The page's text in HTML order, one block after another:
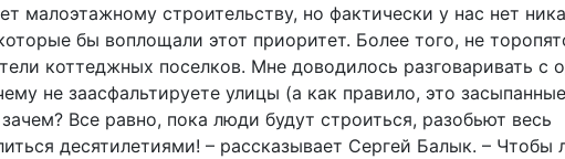
малоэтажному строительству, но фактически у нас нет
бы воплощали этот приоритет. Более того, не
коттеджных поселков. Мне доводилось разговаривать с
не заасфальтируете улицы (а как правило, это засыпанные
Все равно, пока люди будут строиться, разобьют весь
десятилетиями! – рассказывает Сергей Балык. – Чтобы